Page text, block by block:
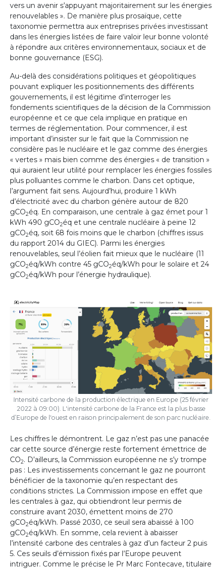
vers un avenir s’appuyant majoritairement sur les énergies
renouvelables ». De manière plus prosaïque, cette
taxonomie permettra aux entreprises privées investissant
dans les énergies listées de faire valoir leur bonne volonté
à répondre aux critères environnementaux, sociaux et de
bonne gouvernance (ESG).
Au-delà des considérations politiques et géopolitiques
pouvant expliquer les positionnements des différents
gouvernements, il est légitime d’interroger les
fondements scientifiques de la décision de la Commission
européenne et ce que cela implique en pratique en
termes de réglementation. Pour commencer, il est
important d’insister sur le fait que la Commission ne
considère pas le nucléaire et le gaz comme des énergies
« vertes » mais bien comme des énergies « de transition »
qui auraient leur utilité pour remplacer les énergies fossiles
plus polluantes comme le charbon. Dans cet optique,
l’argument fait sens. Aujourd’hui, produire 1 kWh
d’électricité avec du charbon génère autour de 820
gCO2éq. En comparaison, une centrale à gaz émet pour 1
kWh 490 gCO2éq et une centrale nucléaire à peine 12
gCO2éq, soit 68 fois moins que le charbon (chiffres issus
du rapport 2014 du GIEC). Parmi les énergies
renouvelables, seul l’éolien fait mieux que le nucléaire (11
gCO2éq/kWh contre 45 gCO2éq/kWh pour le solaire et 24
gCO2éq/kWh pour l’énergie hydraulique).
Intensité carbone de la production électrique en Europe (25 février
2022 à 09:00). L'intensité carbone de la France est la plus basse
d’Europe de l'ouest en raison principalement de son parc nucléaire.
Les chiffres le démontrent. Le gaz n’est pas une panacée
car cette source d’énergie reste fortement émettrice de
CO2. D’ailleurs, la Commission européenne ne s’y trompe
pas : Les investissements concernant le gaz ne pourront
bénéficier de la taxonomie qu’en respectant des
conditions strictes. La Commission impose en effet que
les centrales à gaz, qui obtiendront leur permis de
construire avant 2030, émettent moins de 270
gCO2éq/kWh. Passé 2030, ce seuil sera abaissé à 100
gCO2éq/kWh. En somme, cela revient à abaisser
l’intensité carbone des centrales à gaz d’un facteur 2 puis
5. Ces seuils d’émission fixés par l’Europe peuvent
intriguer. Comme le précise le Pr Marc Fontecave, titulaire